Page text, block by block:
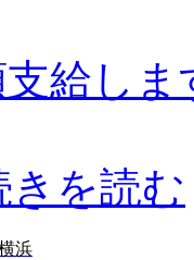
給しま
を読む
浜